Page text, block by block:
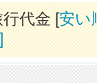
行代金 [安い